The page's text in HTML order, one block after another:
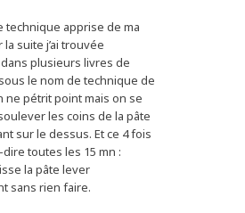
technique apprise de ma
suite j’ai trouvée
plusieurs livres de
le nom de technique de
ne pétrit point mais on se
les coins de la pâte
sur le dessus. Et ce 4 fois
dire toutes les 15 mn :
la pâte lever
sans rien faire.